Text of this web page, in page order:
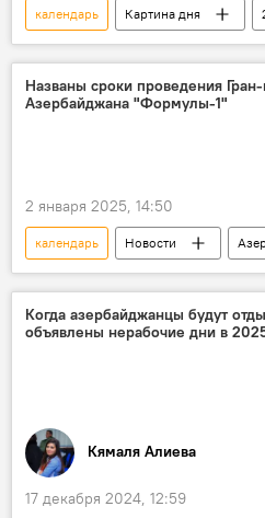
календарь Картина дня
Азербайджан
выходные
День
Гурбан байрам
День Вооруженных сил Азербайджана
Названы сроки проведения
Азербайджана "Формулы-1"
2 января 2025, 14:50
календарь Новости
Баку
Гран-при
Сроки
2025 год
Международная автомобильная
Когда азербайджанцы будут
объявлены нерабочие дни в
Кямаля Алиева
17 декабря 2024, 12:59